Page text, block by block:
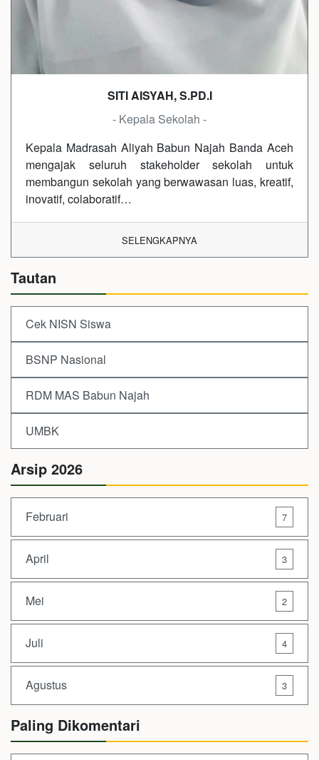
SITI AISYAH, S.PD.I
- Kepala Sekolah -
Kepala Madrasah Aliyah Babun Najah Banda Aceh
mengajak seluruh stakeholder sekolah untuk
membangun sekolah yang berwawasan luas, kreatif,
inovatif, colaboratif…
SELENGKAPNYA
Tautan
Cek NISN Siswa
BSNP Nasional
RDM MAS Babun Najah
UMBK
Arsip 2026
Februari 7
April 3
Mei 2
Juli 4
Agustus 3
Paling Dikomentari